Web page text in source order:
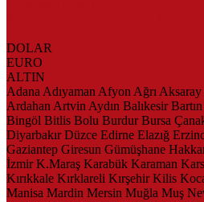
DOLAR
EURO
ALTIN
Adana Adıyaman Afyon Ağrı Aksaray
Ardahan Artvin Aydın Balıkesir Bartın
Bingöl Bitlis Bolu Burdur Bursa
Diyarbakır Düzce Edirne Elazığ
Gaziantep Giresun Gümüşhane
İzmir K.Maraş Karabük Karaman Kars
Kırıkkale Kırklareli Kırşehir Kilis
Manisa Mardin Mersin Muğla Muş